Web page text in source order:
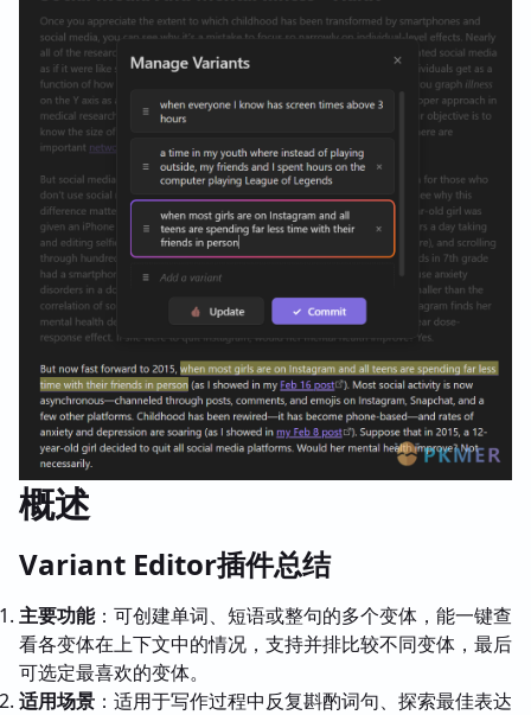
概述
Variant Editor插件总结
主要功能：可创建单词、短语或整句的多个变体，能一键查
看各变体在上下文中的情况，支持并排比较不同变体，最后
可选定最喜欢的变体。
适用场景 ：适用于写作过程中反复斟酌词句、探索最佳表达